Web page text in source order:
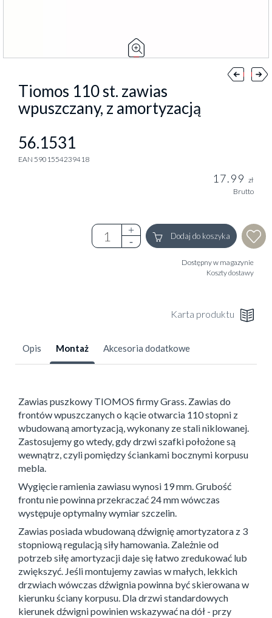
Tiomos 110 st. zawias
wpuszczany, z amortyzacją
56.1531
EAN 5901554239418
17.99 zł
Brutto
Dodaj do koszyka
Dostępny w magazynie
Koszty dostawy
Karta produktu
Opis Montaż Akcesoria dodatkowe
Zawias puszkowy TIOMOS firmy Grass. Zawias do
frontów wpuszczanych o kącie otwarcia 110 stopni z
wbudowaną amortyzacją, wykonany ze stali niklowanej.
Zastosujemy go wtedy, gdy drzwi szafki położone są
wewnątrz, czyli pomiędzy ściankami bocznymi korpusu
mebla.
Wygięcie ramienia zawiasu wynosi 19 mm. Grubość
frontu nie powinna przekraczać 24 mm wówczas
występuje optymalny wymiar szczelin.
Zawias posiada wbudowaną dźwignię amortyzatora z 3
stopniową regulacją siły hamowania. Zależnie od
potrzeb siłę amortyzacji daje się łatwo zredukować lub
zwiększyć. Jeśli montujemy zawias w małych, lekkich
drzwiach wówczas dźwignia powinna być skierowana w
kierunku ściany korpusu. Dla drzwi standardowych
kierunek dźwigni powinien wskazywać na dół - przy